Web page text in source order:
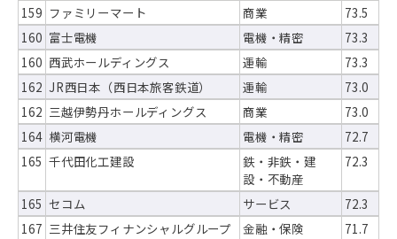
159 ファミリーマート 商業
73.5
160 富士電機 電機・精密
73.3
160 西武ホールディングス 運輸
73.3
162 JR西日本（西日本旅客鉄道） 運輸
73.0
162 三越伊勢丹ホールディングス 商業
73.0
164 横河電機 電機・精密
72.7
165 千代田化工建設
鉄・非鉄・建
設・不動産
72.3
165 セコム サービス
72.3
167 三井住友フィナンシャルグループ 金融・保険
71.7